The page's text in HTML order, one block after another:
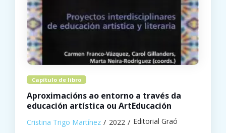
Capítulo de libro
Aproximacións ao entorno a través da
educación artística ou ArtEducación
Cristina Trigo Martínez 2022 Editorial Graó